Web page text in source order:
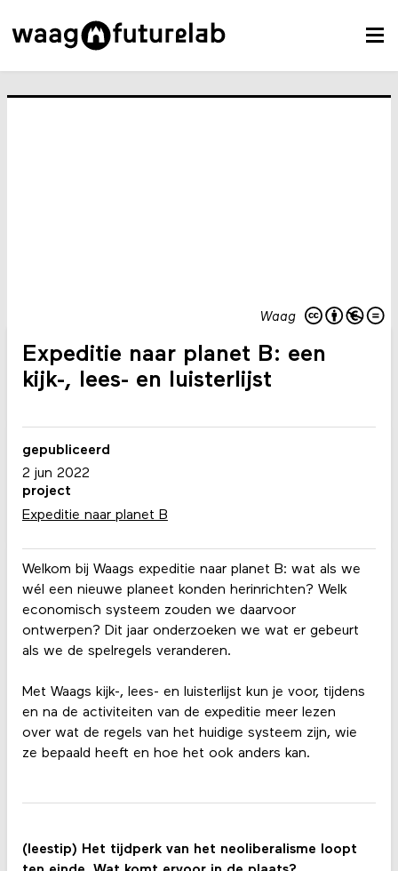
Waag
Expeditie naar planet B: een
kijk-, lees- en luisterlijst
Welkom bij Waags expeditie naar planet B: wat als we
wél een nieuwe planeet konden herinrichten? Welk
economisch systeem zouden we daarvoor
ontwerpen? Dit jaar onderzoeken we wat er gebeurt
als we de spelregels veranderen.
Met Waags kijk-, lees- en luisterlijst kun je voor, tijdens
en na de activiteiten van de expeditie meer lezen
over wat de regels van het huidige systeem zijn, wie
ze bepaald heeft en hoe het ook anders kan.
(leestip) Het tijdperk van het neoliberalisme loopt
gepubliceerd
2 jun 2022
project
Expeditie naar planet B